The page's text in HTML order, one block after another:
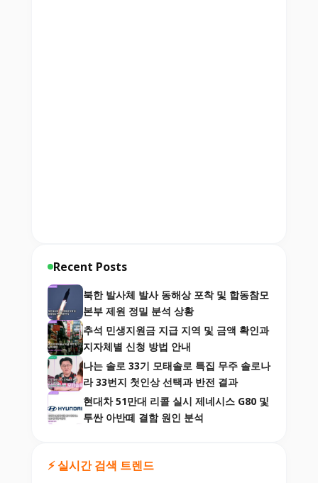
Recent Posts
북한 발사체 발사 동해상 포착 및 합동참모
본부 제원 정밀 분석 상황
추석 민생지원금 지급 지역 및 금액 확인과
지자체별 신청 방법 안내
나는 솔로 33기 모태솔로 특집 무주 솔로나
라 33번지 첫인상 선택과 반전 결과
현대차 51만대 리콜 실시 제네시스 G80 및
투싼 아반떼 결함 원인 분석
⚡ 실시간 검색 트렌드